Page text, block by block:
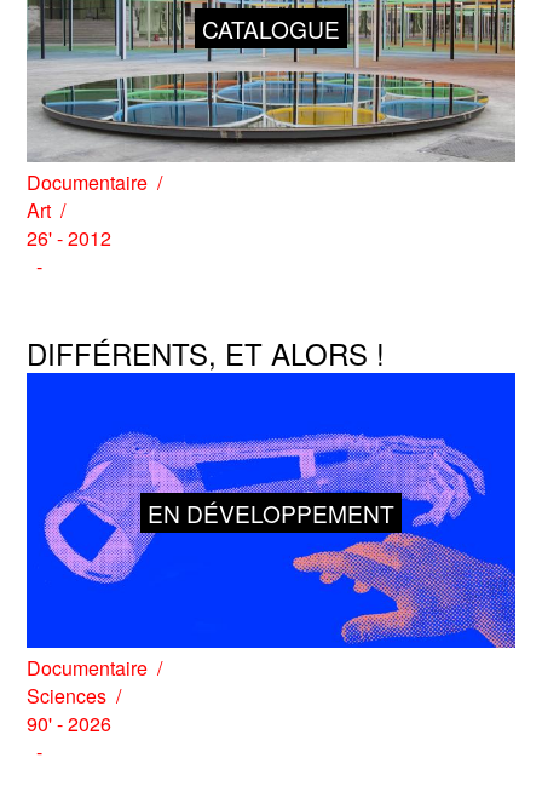
CATALOGUE
Documentaire
Art
26' - 2012
DIFFÉRENTS, ET ALORS !
EN DÉVELOPPEMENT
Documentaire
Sciences
90' - 2026